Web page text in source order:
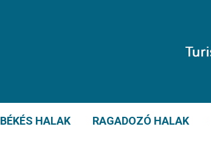
BÉKÉS HALAK RAGADOZÓ HALAK